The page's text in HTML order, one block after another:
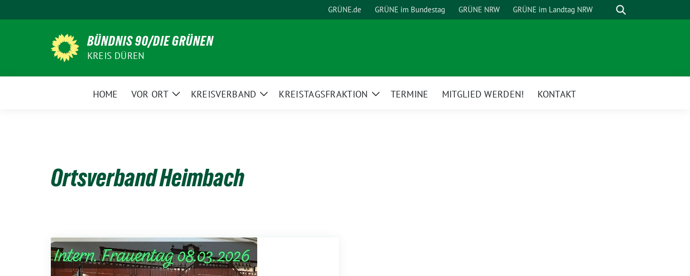
zum
GRÜNE.de GRÜNE im Bundestag GRÜNE NRW GRÜNE im Landtag NRW Suche
BÜNDNIS 90/DIE GRÜNEN
KREIS DÜREN
HOME VOR ORT
ZeigeKREISVERBAND
ZeigeKREISTAGSFRAKTION
ZeigeTERMINE MITGLIED WERDEN! KONTAKT
Ortsverband Heimbach